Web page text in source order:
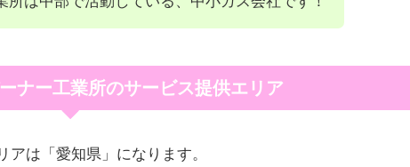
ナー工業所のサービス提供エリア
は「愛知県」になります。